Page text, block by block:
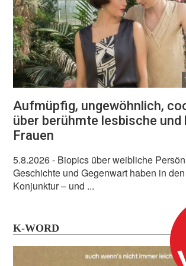
Aufmüpfig, ungewöhnlich,
über berühmte lesbische und
Frauen
5.8.2026- Biopics über weibliche
Geschichte und Gegenwart haben in
Konjunktur – und ...
K-WORD